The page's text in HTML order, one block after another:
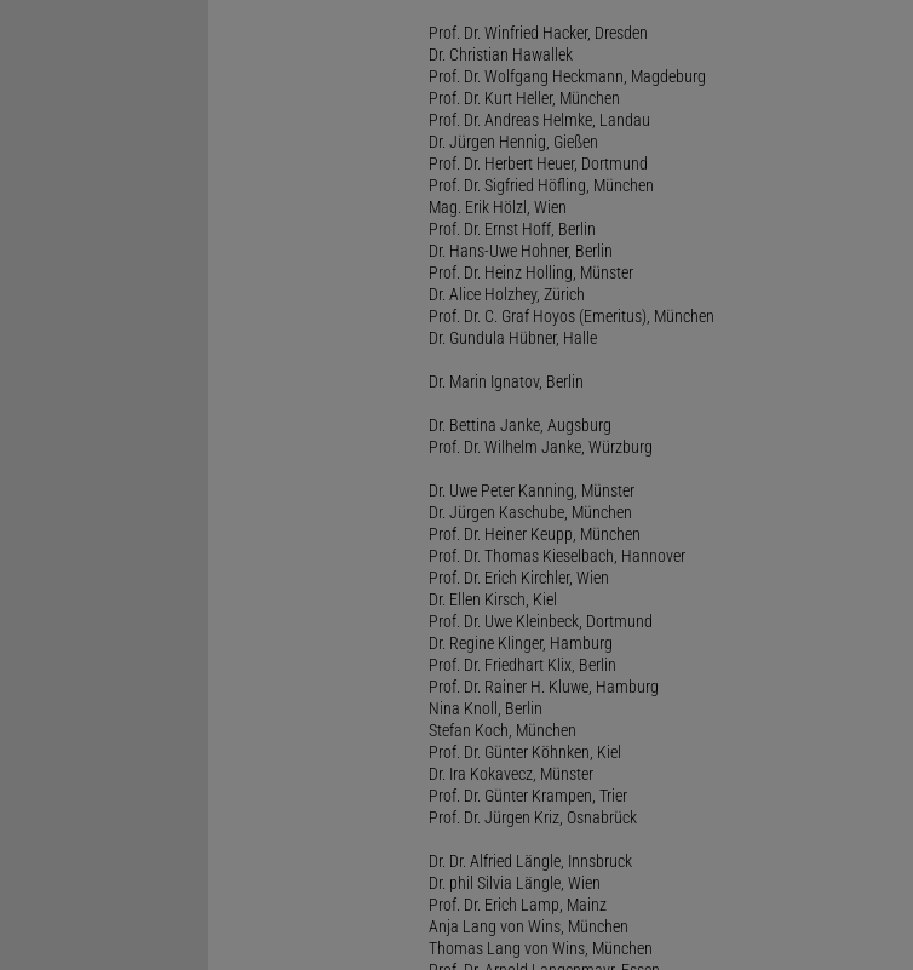
Prof. Dr. Winfried Hacker, Dresden
Dr. Christian Hawallek
Prof. Dr. Wolfgang Heckmann, Magdeburg
Prof. Dr. Kurt Heller, München
Prof. Dr. Andreas Helmke, Landau
Dr. Jürgen Hennig, Gießen
Prof. Dr. Herbert Heuer, Dortmund
Prof. Dr. Sigfried Höfling, München
Mag. Erik Hölzl, Wien
Prof. Dr. Ernst Hoff, Berlin
Dr. Hans-Uwe Hohner, Berlin
Prof. Dr. Heinz Holling, Münster
Dr. Alice Holzhey, Zürich
Prof. Dr. C. Graf Hoyos (Emeritus), München
Dr. Gundula Hübner, Halle
Dr. Marin Ignatov, Berlin
Dr. Bettina Janke, Augsburg
Prof. Dr. Wilhelm Janke, Würzburg
Dr. Uwe Peter Kanning, Münster
Dr. Jürgen Kaschube, München
Prof. Dr. Heiner Keupp, München
Prof. Dr. Thomas Kieselbach, Hannover
Prof. Dr. Erich Kirchler, Wien
Dr. Ellen Kirsch, Kiel
Prof. Dr. Uwe Kleinbeck, Dortmund
Dr. Regine Klinger, Hamburg
Prof. Dr. Friedhart Klix, Berlin
Prof. Dr. Rainer H. Kluwe, Hamburg
Nina Knoll, Berlin
Stefan Koch, München
Prof. Dr. Günter Köhnken, Kiel
Dr. Ira Kokavecz, Münster
Prof. Dr. Günter Krampen, Trier
Prof. Dr. Jürgen Kriz, Osnabrück
Dr. Dr. Alfried Längle, Innsbruck
Dr. phil Silvia Längle, Wien
Prof. Dr. Erich Lamp, Mainz
Anja Lang von Wins, München
Thomas Lang von Wins, München